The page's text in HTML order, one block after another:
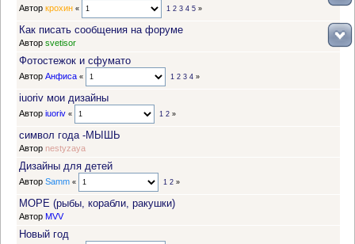
Автор крохин « 1 2 3 4 5»
Как писать сообщения на форуме
Автор svetisor
Фотостежок и сфумато
Автор Анфиса « 1 2 3 4»
iuoriv мои дизайны
Автор iuoriv « 1 2»
символ года -МЫШЬ
Автор nestyzaya
Дизайны для детей
Автор Samm « 1 2»
МОРЕ (рыбы, корабли, ракушки)
Автор MVV
Новый год